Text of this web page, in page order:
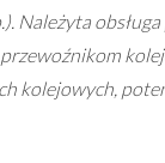
Należyta
kolejowych,